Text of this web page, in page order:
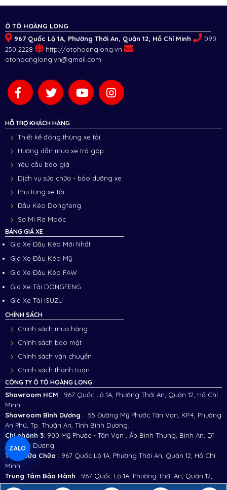
Ô TÔ HOÀNG LONG
967 Quốc Lộ 1A, Phường Thới An, Quận 12, Hồ Chí Minh
090
250 2228
http://otohoanglong.vn
otohoanglong.vn@gmail.com
HỖ TRỢ KHÁCH HÀNG
Thiết kế đóng thùng xe tải
Hướng dẫn mua xe trả góp
Yêu cầu báo giá
Dịch vụ sửa chữa - bảo dưỡng xe
Phụ tùng xe tải
Đầu Kéo Dongfeng
Sơ Mi Rơ Moóc
BẢNG GIÁ XE
Giá Xe Đầu Kéo Mới Nhất
Giá Xe Đầu Kéo Mỹ
Giá Xe Đầu Kéo FAW
Giá Xe Tải DONGFENG
Giá Xe Tải ISUZU
CHÍNH SÁCH
Chính sách mua hàng
Chính sách bảo mật
Chính sách vận chuyển
Chính sách thanh toán
CÔNG TY Ô TÔ HOÀNG LONG
Showroom HCM : 967 Quốc Lộ 1A, Phường Thới An, Quận 12, Hồ Chí
Minh.
Showroom Bình Dương : 55 Đường Mỹ Phước Tân Vạn, KP.4, Phường
An Phú, Tp. Thuận An, Tỉnh Bình Dương.
Chi nhánh 3: 900 Mỹ Phước - Tân Vạn , Ấp Bình Thung, Bình An, Dĩ
An, Bình Dương
Trạm Sữa Chữa : 967 Quốc Lộ 1A, Phường Thới An, Quận 12, Hồ Chí
Minh.
Trung Tâm Bảo Hành : 967 Quốc Lộ 1A, Phường Thới An, Quận 12,
Hồ Chí Minh.
ZALO